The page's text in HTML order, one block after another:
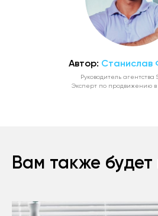
Автор: Станислав
Руководитель агентства
Эксперт по продвижению
Вам также